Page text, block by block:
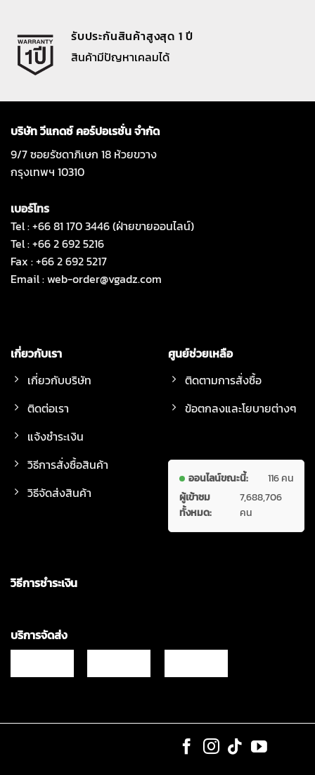
รับประกันสินค้าสูงสุด 1 ปี
สินค้ามีปัญหาเคลมได้
บริษัท วีแกดซ์ คอร์ปอเรชั่น จำกัด
9/7 ซอยรัชดาภิเษก 18 ห้วยขวาง
กรุงเทพฯ 10310
เบอร์โทร
Tel : +66 81 170 3446 (ฝ่ายขายออนไลน์)
Tel : +66 2 692 5216
Fax : +66 2 692 5217
Email :web-order@vgadz.com
เกี่ยวกับเรา
เกี่ยวกับบริษัท
ติดต่อเรา
แจ้งชำระเงิน
วิธีการสั่งซื้อสินค้า
วิธีจัดส่งสินค้า
ศูนย์ช่วยเหลือ
ติดตามการสั่งซื้อ
ข้อตกลงและโยบายต่างๆ
ออนไลน์ขณะนี้:
116 คน
ผู้เข้าชม
ทั้งหมด:
7,688,706
คน
วิธีการชำระเงิน
บริการจัดส่ง